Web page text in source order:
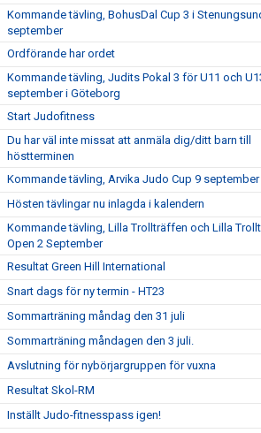
Kommande tävling, BohusDal Cup 3 i
september
Ordförande har ordet
Kommande tävling, Judits Pokal 3 för U11 och
september i Göteborg
Start Judofitness
Du har väl inte missat att anmäla dig/ditt barn till
höstterminen
Kommande tävling, Arvika Judo Cup 9 september
Hösten tävlingar nu inlagda i kalendern
Kommande tävling, Lilla Trollträffen och Lilla
Open 2 September
Resultat Green Hill International
Snart dags för ny termin - HT23
Sommarträning måndag den 31 juli
Sommarträning måndagen den 3 juli.
Avslutning för nybörjargruppen för vuxna
Resultat Skol-RM
Inställt Judo-fitnesspass igen!